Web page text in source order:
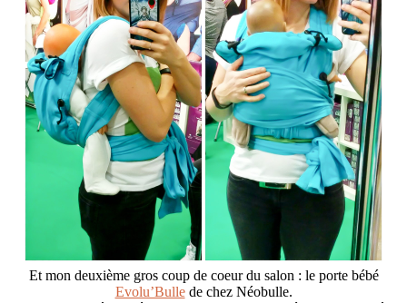
Et mon deuxième gros coup de coeur du salon : le porte bébé
Evolu’Bullede chez Néobulle.